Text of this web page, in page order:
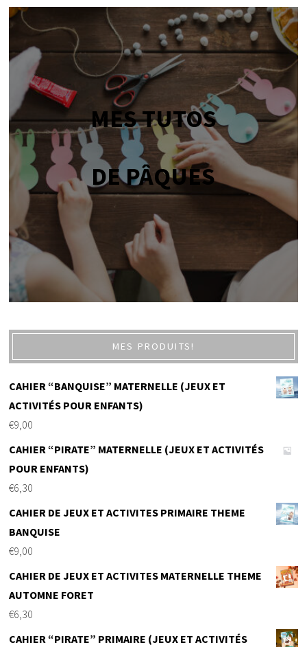
MES TUTOS
DE PÂQUES
MES PRODUITS!
CAHIER “BANQUISE” MATERNELLE (JEUX ET
ACTIVITÉS POUR ENFANTS)
€9,00
CAHIER “PIRATE” MATERNELLE (JEUX ET ACTIVITÉS
POUR ENFANTS)
€6,30
CAHIER DE JEUX ET ACTIVITES PRIMAIRE THEME
BANQUISE
€9,00
CAHIER DE JEUX ET ACTIVITES MATERNELLE THEME
AUTOMNE FORET
€6,30
CAHIER “PIRATE” PRIMAIRE (JEUX ET ACTIVITÉS